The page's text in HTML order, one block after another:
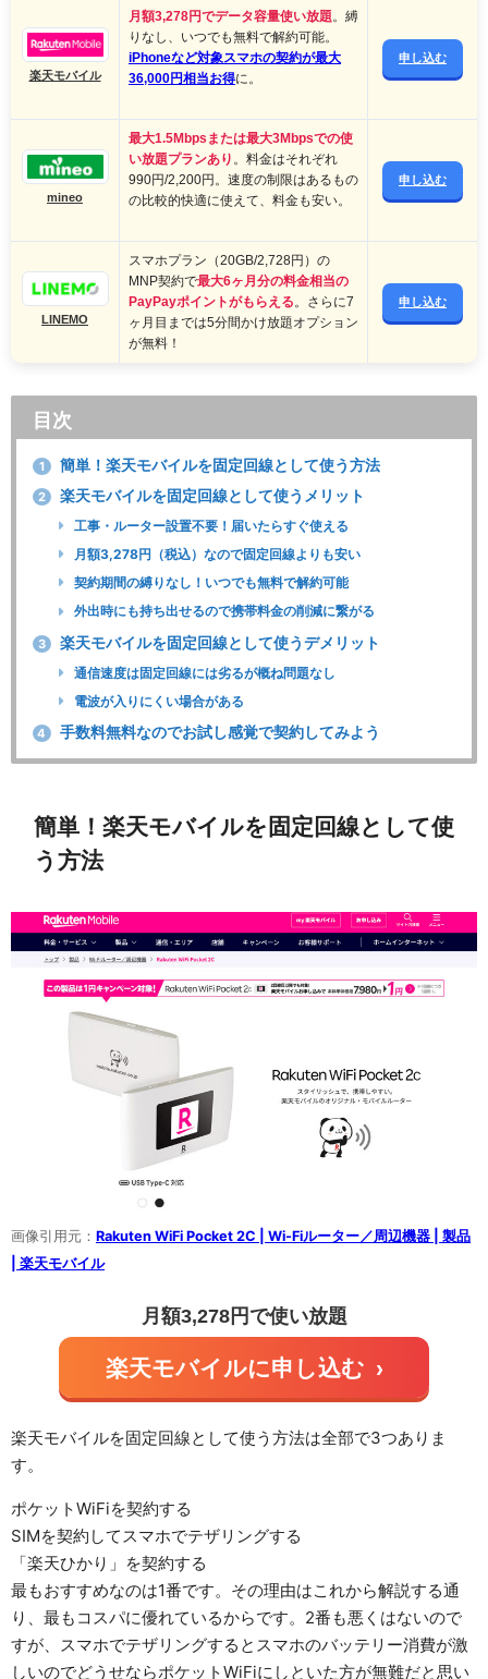
楽天モバイル
月額3,278円でデータ容量使い放題。縛
りなし、いつでも無料で解約可能。
iPhoneなど対象スマホの契約が最大
36,000円相当お得に。
申し込む
mineo
最大1.5Mbpsまたは最大3Mbpsでの使
い放題プランあり 。料金はそれぞれ
990円/2,200円。速度の制限はあるもの
の比較的快適に使えて、料金も安い。
申し込む
LINEMO
スマホプラン（20GB/2,728円）の
MNP契約で最大6ヶ月分の料金相当の
PayPayポイントがもらえる 。さらに7
ヶ月目までは5分間かけ放題オプション
が無料！
申し込む
目次
1 簡単！楽天モバイルを固定回線として使う方法
2 楽天モバイルを固定回線として使うメリット
工事・ルーター設置不要！届いたらすぐ使える
月額3,278円（税込）なので固定回線よりも安い
契約期間の縛りなし！いつでも無料で解約可能
外出時にも持ち出せるので携帯料金の削減に繋がる
3 楽天モバイルを固定回線として使うデメリット
通信速度は固定回線には劣るが概ね問題なし
電波が入りにくい場合がある
4 手数料無料なのでお試し感覚で契約してみよう
簡単！楽天モバイルを固定回線として使
う方法
画像引用元： Rakuten WiFi Pocket 2C | Wi-Fiルーター／周辺機器 | 製品
| 楽天モバイル
月額3,278円で使い放題
楽天モバイルに申し込む ›
楽天モバイルを固定回線として使う方法は全部で3つありま
す。
ポケットWiFiを契約する
SIMを契約してスマホでテザリングする
「楽天ひかり」を契約する
最もおすすめなのは1番です。その理由はこれから解説する通
り、最もコスパに優れているからです。2番も悪くはないので
すが、スマホでテザリングするとスマホのバッテリー消費が激
しいのでどうせならポケットWiFiにしといた方が無難だと思い